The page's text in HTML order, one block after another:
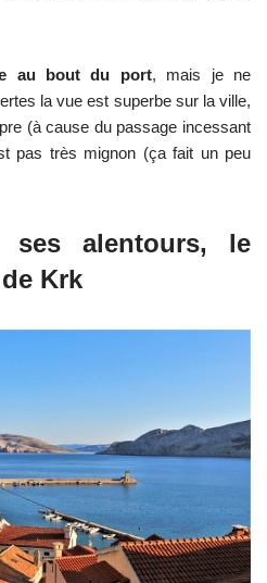
au bout du port, mais je ne
la vue est superbe sur la ville,
(à cause du passage incessant
pas très mignon (ça fait un peu
alentours, le
Krk